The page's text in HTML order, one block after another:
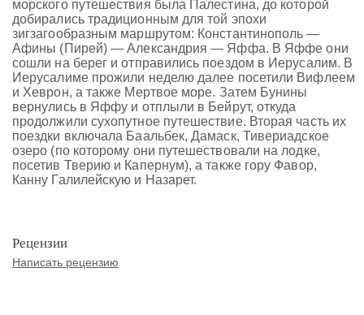
морского путешествия была Палестина, до которой
добирались традиционным для той эпохи
зигзагообразным маршрутом: Константинополь —
Афины (Пирей) — Александрия — Яффа. В Яффе они
сошли на берег и отправились поездом в Иерусалим. В
Иерусалиме прожили неделю далее посетили Вифлеем
и Хеврон, а также Мертвое море. Затем Бунины
вернулись в Яффу и отплыли в Бейрут, откуда
продолжили сухопутное путешествие. Вторая часть их
поездки включала Баальбек, Дамаск, Тивериадское
озеро (по которому они путешествовали на лодке,
посетив Тверию и Капернум), а также гору Фавор,
Канну Галилейскую и Назарет.
Рецензии
Написать рецензию